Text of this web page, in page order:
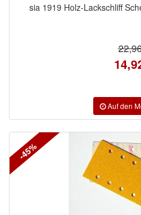
sia 1919 Holz-Lackschliff
-45%